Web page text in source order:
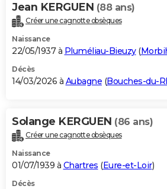
Alimentation
Guide de la santé
Maladies
Médicaments
Sommeil
VOYAGE
Destinations
City break
Voyage nature
Voyage de noces
Forum
Climat
+PHOTO
GUIDES D'ACHAT
BONS PLANS
Carte de Noël
Carte Bonne année
Carte Saint-Valentin
Carte Pâques
Carte d'anniversaire
DICTIONNAIRE
Dictionnaire
Biographies
Citations
Expressions
Proverbes
PROGRAMME TV
Jean KERGUEN (88 ans)
Créer une cagnotte obsèques
Naissance
22/05/1937 à Pluméliau-Bieuzy(
Décès
14/03/2026 à Aubagne (Bouches-du-
Solange KERGUEN (86 ans)
Créer une cagnotte obsèques
Naissance
01/07/1939 à Chartres (Eure-et-Loir)
Décès